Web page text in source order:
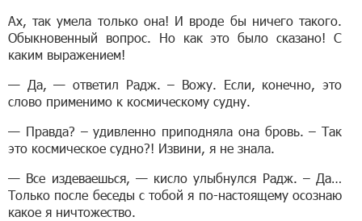
Ах, так умела только она! И вроде бы ничего такого.
Обыкновенный вопрос. Но как это было сказано! С
каким выражением!
— Да, — ответил Радж. – Вожу. Если, конечно, это
слово применимо к космическому судну.
— Правда? – удивленно приподняла она бровь. – Так
это космическое судно?! Извини, я не знала.
— Все издеваешься, — кисло улыбнулся Радж. – Да…
Только после беседы с тобой я по-настоящему осознаю
какое я ничтожество.